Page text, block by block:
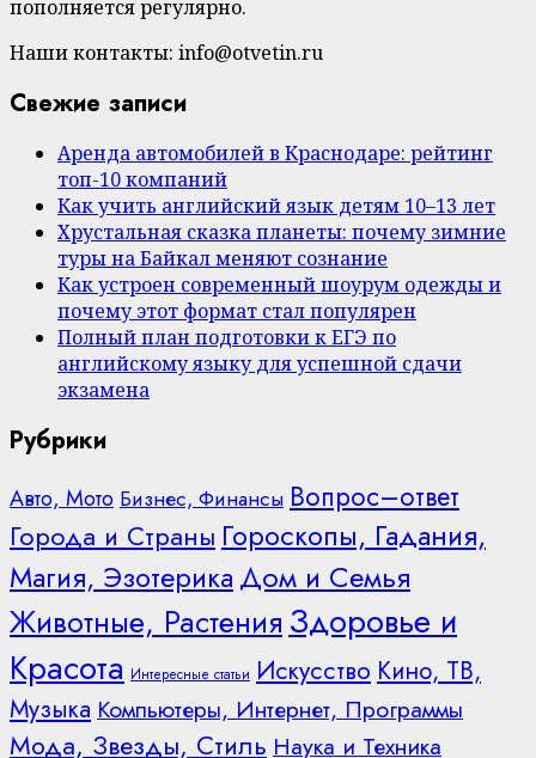
пополняется регулярно.
Наши контакты: info@otvetin.ru
Свежие записи
Аренда автомобилей в Краснодаре: рейтинг
топ-10 компаний
Как учить английский язык детям 10–13 лет
Хрустальная сказка планеты: почему зимние
туры на Байкал меняют сознание
Как устроен современный шоурум одежды и
почему этот формат стал популярен
Полный план подготовки к ЕГЭ по
английскому языку для успешной сдачи
экзамена
Рубрики
Авто, МотоБизнес, Финансы Вопрос–ответ
Города и Страны Гороскопы, Гадания,
Магия, Эзотерика Дом и Семья
Животные, Растения Здоровье и
Красота Интересные статьи Искусство Кино, ТВ,
Музыка Компьютеры, Интернет, Программы
Мода, Звезды, Стиль Наука и Техника